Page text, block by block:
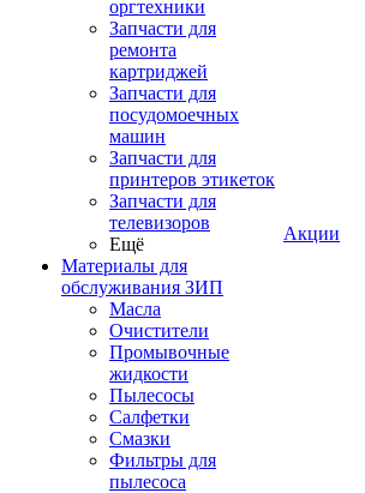
оргтехники
Запчасти для
ремонта
картриджей
Запчасти для
посудомоечных
машин
Запчасти для
принтеров этикеток
Запчасти для
телевизоров
Ещё
Материалы для
обслуживания ЗИП
Масла
Очистители
Промывочные
жидкости
Пылесосы
Салфетки
Смазки
Фильтры для
пылесоса
Акции